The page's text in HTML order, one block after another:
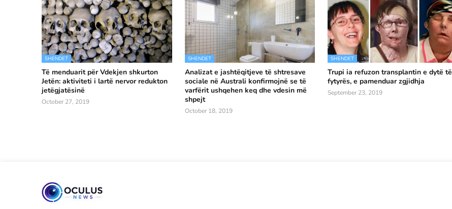
SHENDET
Të menduarit për Vdekjen shkurton
Jetën: aktiviteti i lartë nervor redukton
jetëgjatësinë
October 27, 2019
SHENDET
Analizat e jashtëqitjeve të shtresave
sociale në Australi konfirmojnë se të
varfërit ushqehen keq dhe vdesin më
shpejt
October 18, 2019
SHENDET
Trupi ia refuzon transplantin e dytë të
fytyrës, e pamenduar zgjidhja
September 23, 2019